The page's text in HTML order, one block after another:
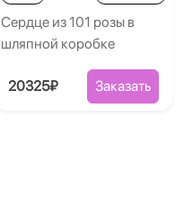
Сердце из 101 розы в
шляпной коробке
20325₽ Заказать